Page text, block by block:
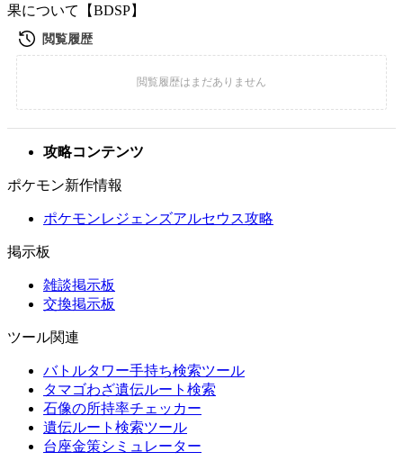
果について【BDSP】
攻略コンテンツ
ポケモン新作情報
ポケモンレジェンズアルセウス攻略
掲示板
雑談掲示板
交換掲示板
ツール関連
バトルタワー手持ち検索ツール
タマゴわざ遺伝ルート検索
石像の所持率チェッカー
遺伝ルート検索ツール
台座金策シミュレーター